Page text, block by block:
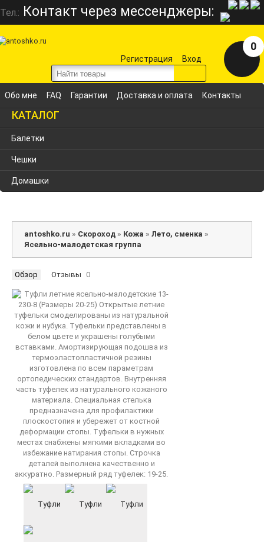
Тел.: Контакт через мессенджеры:
0
Вход
Регистрация
Обо мне FAQ Гарантии Доставка и оплата Контакты
КАТАЛОГ
Балетки
Чешки
Домашки
antoshko.ru » Скороход » Кожа » Лето, сменка »
Ясельно-малодетская группа
Обзор Отзывы 0